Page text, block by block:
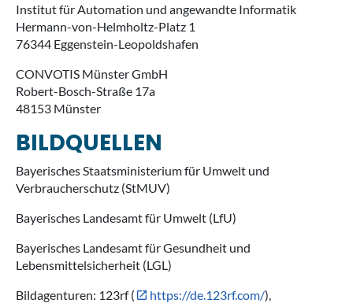
Institut für Automation und angewandte Informatik
Hermann-von-Helmholtz-Platz 1
76344 Eggenstein-Leopoldshafen
CONVOTIS Münster GmbH
Robert-Bosch-Straße 17a
48153 Münster
BILDQUELLEN
Bayerisches Staatsministerium für Umwelt und
Verbraucherschutz (StMUV)
Bayerisches Landesamt für Umwelt (LfU)
Bayerisches Landesamt für Gesundheit und
Lebensmittelsicherheit (LGL)
Bildagenturen: 123rf (
https://de.123rf.com/),